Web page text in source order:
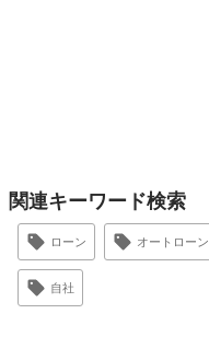
関連キーワード検索
ローン オートローン
自社